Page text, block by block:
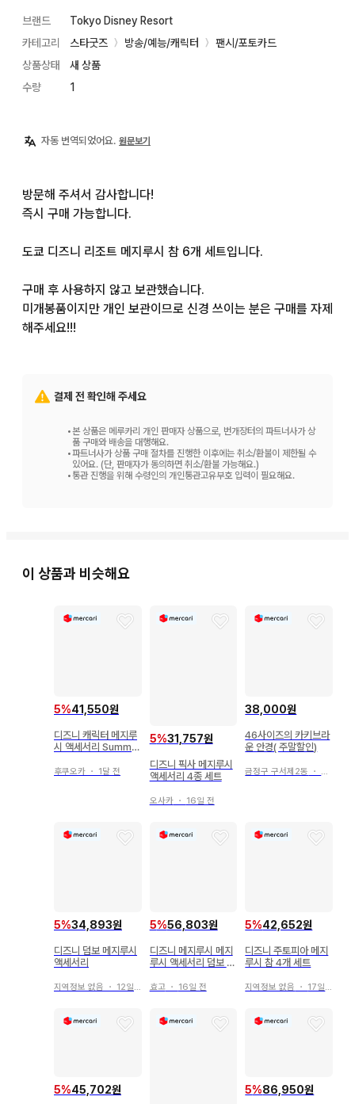
브랜드
Tokyo Disney Resort
카테고리
스타굿즈 〉 방송/예능/캐릭터 〉
팬시/포토카드
상품상태
새 상품
수량
1
자동 번역되었어요. 원문보기
방문해 주셔서 감사합니다!
즉시 구매 가능합니다.
도쿄 디즈니 리조트 메지루시 참 6개 세트입니다.
구매 후 사용하지 않고 보관했습니다.
미개봉품이지만 개인 보관이므로 신경 쓰이는 분은 구매를 자제
해주세요!!!
결제 전 확인해 주세요
•본 상품은 메루카리 개인 판매자 상품으로, 번개장터의 파트너사가 상
품 구매와 배송을 대행해요.
•파트너사가 상품 구매 절차를 진행한 이후에는 취소/환불이 제한될 수
있어요. (단, 판매자가 동의하면 취소/환불 가능해요.)
•통관 진행을 위해 수령인의 개인통관고유부호 입력이 필요해요.
이 상품과 비슷해요
5%41,550원
디즈니 캐릭터 메지루
시 액세서리 Summe
후쿠오카 ・ 1달 전
5%31,757원
디즈니 픽사 메지루시
액세서리 4종 세트
오사카・ 16일 전
38,000원
46사이즈의 카키브라
운 안경( 주말할인)
금정구 구서제2동 ・ 2일 전
5%34,893원
디즈니 덤보 메지루시
액세서리
지역정보 없음 ・ 12일 전
5%56,803원
디즈니 메지루시 메지
루시 액세서리 덤보 푸
효고・ 16일 전
5%42,652원
디즈니 주토피아 메지
루시 참 4개 세트
지역정보 없음 ・ 17일 전
5%45,702원 5%86,950원